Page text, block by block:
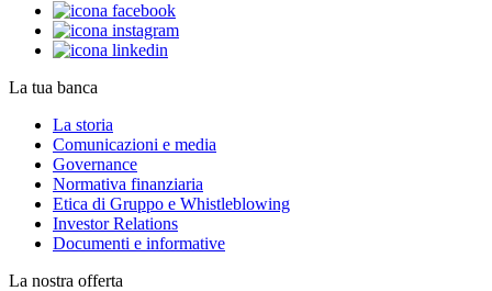
La tua banca
La storia
Comunicazioni e media
Governance
Normativa finanziaria
Etica di Gruppo e Whistleblowing
Investor Relations
Documenti e informative
La nostra offerta